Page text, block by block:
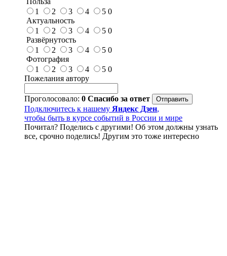
1
2 3 4 5 0
Актуальность
1
2 3 4 5 0
Развёрнутость
1
2 3 4 5 0
Фотография
1
2 3 4 5 0
Пожелания автору
Проголосовало: 0 Спасибо за ответ
Подключитесь к нашему Яндекс Дзен,
чтобы быть в курсе событий в России и мире
Почитал? Поделись с другими! Об этом должны узнать
все, срочно поделись! Другим это тоже интересно